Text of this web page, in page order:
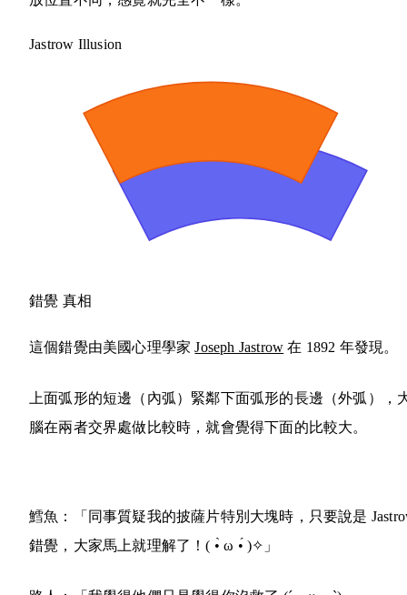
Jastrow Illusion
錯覺 真相
這個錯覺由美國心理學家Joseph Jastrow 在 1892 年發現。
上面弧形的短邊（內弧）緊鄰下面弧形的長邊（外弧），
腦在兩者交界處做比較時，就會覺得下面的比較大。
鱈魚：「同事質疑我的披薩片特別大塊時，只要說是
錯覺，大家馬上就理解了！( •̀ ω •́ )✧ 」